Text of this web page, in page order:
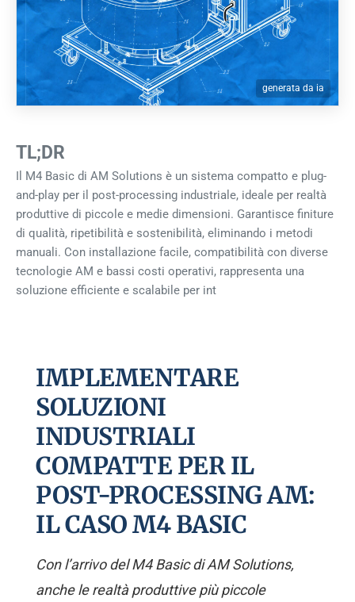
generata da ia
TL;DR
Il M4 Basic di AM Solutions è un sistema compatto e plug-
and-play per il post-processing industriale, ideale per realtà
produttive di piccole e medie dimensioni. Garantisce finiture
di qualità, ripetibilità e sostenibilità, eliminando i metodi
manuali. Con installazione facile, compatibilità con diverse
tecnologie AM e bassi costi operativi, rappresenta una
soluzione efficiente e scalabile per int
IMPLEMENTARE
SOLUZIONI
INDUSTRIALI
COMPATTE PER IL
POST-PROCESSING AM:
IL CASO M4 BASIC
Con l’arrivo del M4 Basic di AM Solutions,
anche le realtà produttive più piccole